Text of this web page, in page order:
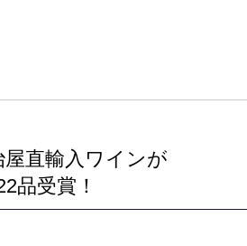
屋直輸入ワインが
品受賞！